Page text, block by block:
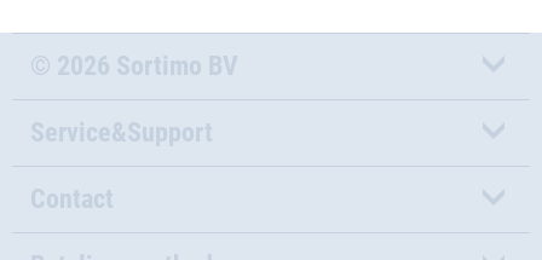
© 2026 Sortimo BV
Service&Support
Contact